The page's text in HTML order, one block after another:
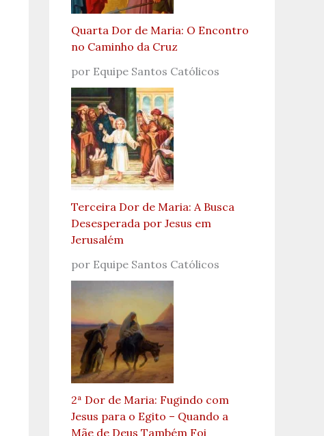
Quarta Dor de Maria: O Encontro
no Caminho da Cruz
por Equipe Santos Católicos
Terceira Dor de Maria: A Busca
Desesperada por Jesus em
Jerusalém
por Equipe Santos Católicos
2ª Dor de Maria: Fugindo com
Jesus para o Egito – Quando a
Mãe de Deus Também Foi